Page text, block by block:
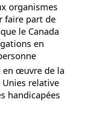
organismes
faire part de
le Canada
en
en œuvre de la
relative
handicapées